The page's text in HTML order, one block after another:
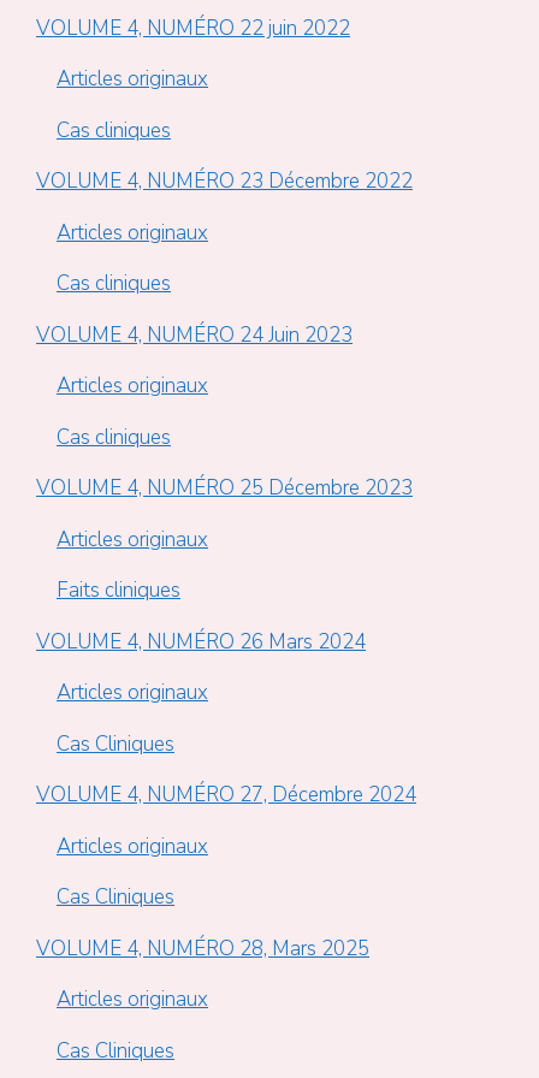
VOLUME 4, NUMÉRO 22 juin 2022
Articles originaux
Cas cliniques
VOLUME 4, NUMÉRO 23 Décembre 2022
Articles originaux
Cas cliniques
VOLUME 4, NUMÉRO 24 Juin 2023
Articles originaux
Cas cliniques
VOLUME 4, NUMÉRO 25 Décembre 2023
Articles originaux
Faits cliniques
VOLUME 4, NUMÉRO 26 Mars 2024
Articles originaux
Cas Cliniques
VOLUME 4, NUMÉRO 27, Décembre 2024
Articles originaux
Cas Cliniques
VOLUME 4, NUMÉRO 28, Mars 2025
Articles originaux
Cas Cliniques